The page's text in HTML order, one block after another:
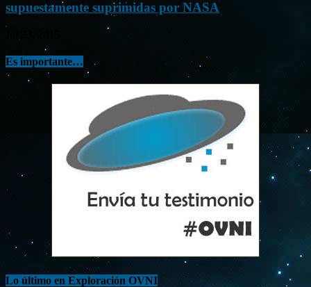
supuestamente suprimidas por NASA
Es importante…
Lo último en Exploración OVNI